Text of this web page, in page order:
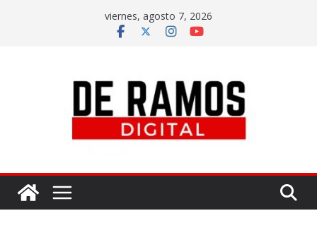
viernes, agosto 7, 2026